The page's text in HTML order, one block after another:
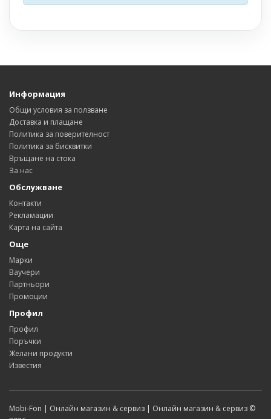
Информация
Общи условия за ползване
Доставка и плащане
Политика за поверителност
Политика за бисквитки
Връщане на стока
За нас
Обслужване
Контакти
Рекламации
Карта на сайта
Още
Марки
Ваучери
Партньори
Промоции
Профил
Профил
Поръчки
Желани продукти
Известия
Mobi-Fon | Онлайн магазин & сервиз | Онлайн магазин & сервиз ©